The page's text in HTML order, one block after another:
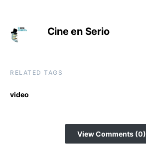
Cine en Serio
RELATED TAGS
video
View Comments (0)